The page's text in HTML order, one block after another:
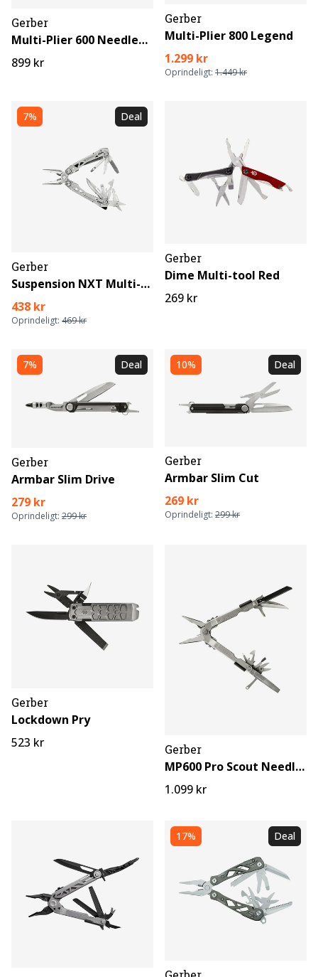
Gerber
Multi-Plier 600 Needlenose
899 kr
Gerber
Multi-Plier 800 Legend
1.299 kr
Oprindeligt: 1.449 kr
7% Deal
Gerber
Suspension NXT Multi-Tool
438 kr
Oprindeligt: 469 kr
Gerber
Dime Multi-tool Red
269 kr
7% Deal
Gerber
Armbar Slim Drive
279 kr
Oprindeligt: 299 kr
10% Deal
Gerber
Armbar Slim Cut
269 kr
Oprindeligt: 299 kr
Gerber
Lockdown Pry
523 kr
Gerber
MP600 Pro Scout Needlenose SS
1.099 kr
17% Deal